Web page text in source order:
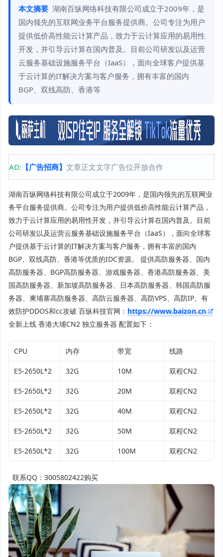
本文摘要 湖南百纵网络科技有限公司成立于2009年，是
国内领先的互联网业务平台服务提供商。公司专注为用户
提供低价高性能云计算产品，致力于云计算应用的易用性
开发，并引导云计算在国内普及。目前公司研发以及运营
云服务基础设施服务平台（IaaS），面向全球客户提供基
于云计算的IT解决方案与客户服务，拥有丰富的国内
BGP、双线高防、香港等
AD: 【广告招商】 文章正文文字广告位开放合作
湖南百纵网络科技有限公司成立于2009年，是国内领先的互联网业
务平台服务提供商。公司专注为用户提供低价高性能云计算产品，
致力于云计算应用的易用性开发，并引导云计算在国内普及。目前
公司研发以及运营云服务基础设施服务平台（IaaS），面向全球客
户提供基于云计算的IT解决方案与客户服务，拥有丰富的国内
BGP、双线高防、香港等优质的IDC资源。 提供高防服务器、国内
高防服务器、BGP高防服务器、游戏服务器、香港高防服务器、美
国高防服务器、新加坡高防服务器、日本高防服务器、韩国高防服
务器、柬埔寨高防服务器、高防云服务器、高防VPS、高防IP、有
效防护DDOS和cc攻破 百纵科技官网： https://www.baizon.cn
全新上线 香港大埔CN2 独立服务器 配置如下：
CPU 内存 带宽 线路
E5-2650L*2 32G 10M 双程CN2
E5-2650L*2 32G 20M 双程CN2
E5-2650L*2 32G 40M 双程CN2
E5-2650L*2 32G 50M 双程CN2
E5-2650L*2 32G 100M 双程CN2
联系QQ：3005802422购买